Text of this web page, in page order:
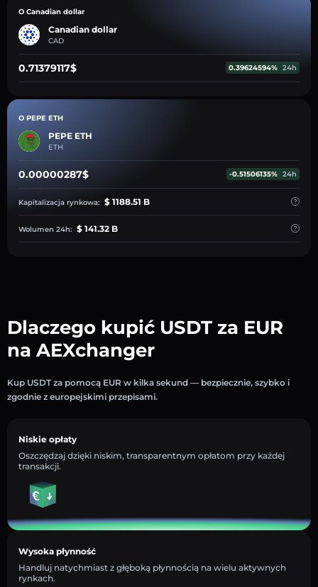
O Canadian dollar
Canadian dollar
CAD
0.71379117$ 0.39624594% 24h
O PEPE ETH
PEPE ETH
ETH
0.00000287$ -0.51506135% 24h
Kapitalizacja rynkowa: $ 1188.51 B
Wolumen 24h: $ 141.32 B
Dlaczego kupić USDT za EUR
na AEXchanger
Kup USDT za pomocą EUR w kilka sekund — bezpiecznie, szybko i
zgodnie z europejskimi przepisami.
Niskie opłaty
Oszczędzaj dzięki niskim, transparentnym opłatom przy każdej
transakcji.
Wysoka płynność
Handluj natychmiast z głęboką płynnością na wielu aktywnych
rynkach.